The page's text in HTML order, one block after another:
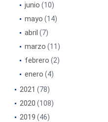
junio (10)
mayo (14)
abril (7)
marzo (11)
febrero (2)
enero (4)
2021 (78)
2020 (108)
2019 (46)